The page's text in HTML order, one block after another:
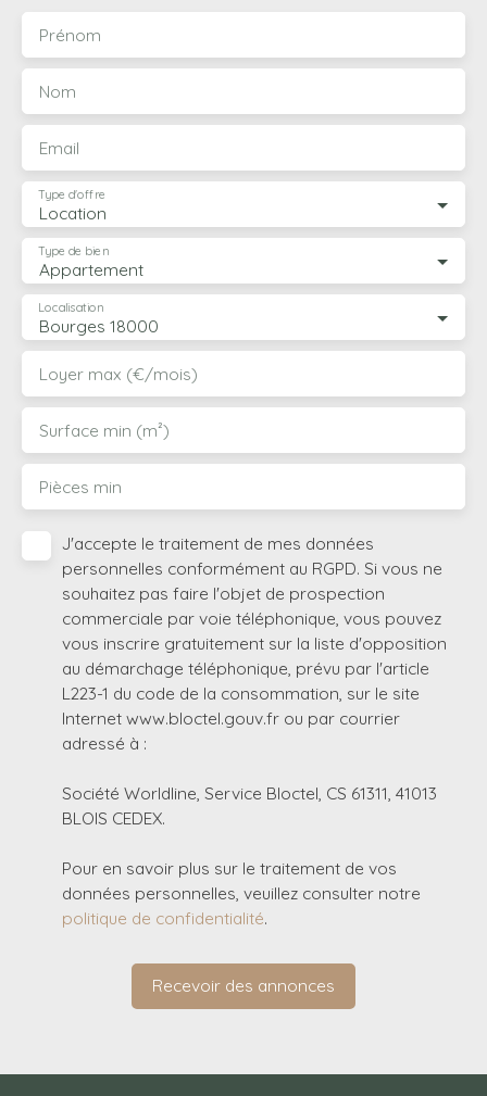
Prénom
Nom
Email
Location
Type d'offre
Appartement
Type de bien
Bourges 18000
Localisation
Loyer max (€/mois)
Surface min (m²)
Pièces min
J'accepte le traitement de mes données
personnelles conformément au RGPD. Si vous ne
souhaitez pas faire l'objet de prospection
commerciale par voie téléphonique, vous pouvez
vous inscrire gratuitement sur la liste d'opposition
au démarchage téléphonique, prévu par l'article
L223-1 du code de la consommation, sur le site
Internet www.bloctel.gouv.fr ou par courrier
adressé à :
Société Worldline, Service Bloctel, CS 61311, 41013
BLOIS CEDEX.
Pour en savoir plus sur le traitement de vos
données personnelles, veuillez consulter notre
politique de confidentialité.
Recevoir des annonces